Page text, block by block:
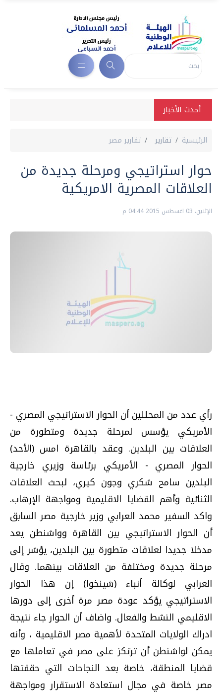
أحدث الأخبار
الرئيسية تقارير تقارير مصر
حوار استراتيجي ومرحلة جديدة من
العلاقات المصرية الامريكية
الإثنين، 03 اغسطس 2015 04:44 م
رأي عدد من المحللين أن الحوار الاستراتيجي المصري -
الأمريكي يؤسس لمرحلة جديدة ومتطورة من
العلاقات بين البلدين. وعقد بالقاهرة امس (الأحد)
الحوار المصري - الأمريكي برئاسة وزيري خارجية
البلدين سامح شكري وجون كيري، لبحث العلاقات
الثنائية وأهم القضايا الاقليمية ومواجهة الإرهاب.
واكد السفير محمد العرابي وزير خارجية مصر السابق
أن الحوار الاستراتيجي بين القاهرة وواشنطن يعد
مدخلا جديدا لعلاقات متطورة بين البلدين، يؤشر إلى
مرحلة جديدة ومختلفة من العلاقات بينهما. وقال
العرابي لوكالة أنباء (شينخوا) إن هذا الحوار
الاستراتيجي يؤكد عودة مصر مرة أخرى إلى دورها
الاقليمي النشط والفعال. واضاف أن الحوار جاء نتيجة
ادراك الولايات المتحدة لأهمية مصر الاقليمية ، وأنه
يمكن لواشنطن أن ترتكز على مصر في تعاملها مع
قضايا المنطقة، خاصة بعد النجاحات التي حققتها
مصر خاصة في مجال استعادة الاستقرار ومواجهة